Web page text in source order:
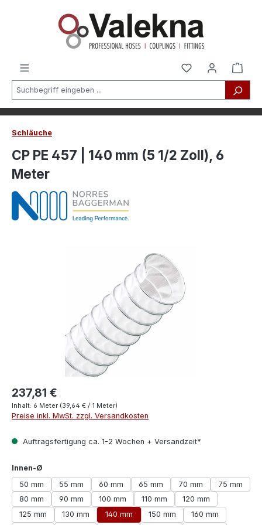
Schläuche
CP PE 457 | 140 mm (5 1/2 Zoll), 6
Meter
237,81 €
Inhalt: 6 Meter (39,64 € / 1 Meter)
Preise inkl. MwSt. zzgl. Versandkosten
Auftragsfertigung ca. 1-2 Wochen + Versandzeit*
Innen-Ø
50 mm
55 mm 60 mm 65 mm 70 mm
75 mm
80 mm
90 mm 100 mm 110 mm
120 mm
125 mm
130 mm 140 mm 150 mm
160 mm